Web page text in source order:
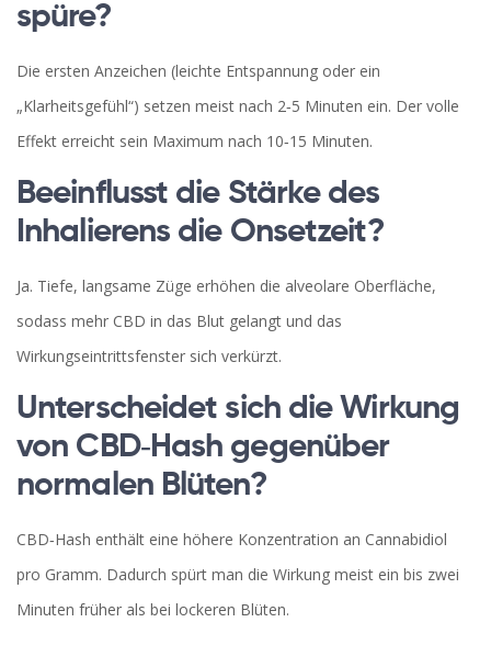
spüre?
Die ersten Anzeichen (leichte Entspannung oder ein
„Klarheitsgefühl“) setzen meist nach 2‑5 Minuten ein. Der volle
Effekt erreicht sein Maximum nach 10‑15 Minuten.
Beeinflusst die Stärke des
Inhalierens die Onsetzeit?
Ja. Tiefe, langsame Züge erhöhen die alveolare Oberfläche,
sodass mehr CBD in das Blut gelangt und das
Wirkungseintrittsfenster sich verkürzt.
Unterscheidet sich die Wirkung
von CBD‑Hash gegenüber
normalen Blüten?
CBD‑Hash enthält eine höhere Konzentration an Cannabidiol
pro Gramm. Dadurch spürt man die Wirkung meist ein bis zwei
Minuten früher als bei lockeren Blüten.